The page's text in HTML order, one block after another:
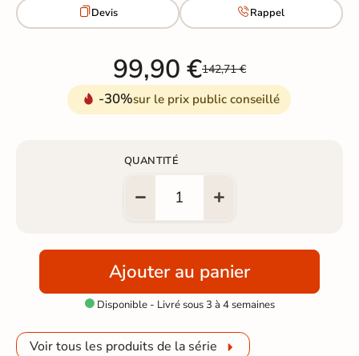
Devis Rappel
99,90 €142,71 €
-30%sur le prix public conseillé
QUANTITÉ
Ajouter au panier
Disponible - Livré sous 3 à 4 semaines
Voir tous les produits de la série